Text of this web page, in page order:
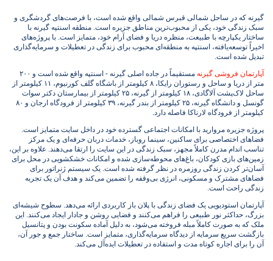
گیرنه که در ساحل شمالی قبرس شمالی واقع شده است، با فرصت‌های گردشگری و
سبک زندگی خود، یکی از محبوب‌ترین مناطق جزیره است. منطقه اسنتپه گیرنه با
ساختار یکپارچه با طبیعت، منظره دریا و فضای آرام خود، متمایز است. با پروژه‌های
اخیراً توسعه‌یافته، اسنتپه به منطقه‌ای محبوب برای زندگی در تعطیلات و سرمایه‌گذاری
تبدیل شده است.
آپارتمان فروشی گیرنه
مستقیماً در جاده اصلی گیرنه - اسنتپه واقع شده است و ۲۰۰
متر از دریا و ساحل و رستوران رایکا، ۸ کیلومتر از باشگاه گلف کورنیوم، ۱۱ کیلومتر از
ساحل لاک‌پشت آلاگادی، ۱۸ کیلومتر از گیرنه، ۲۵ کیلومتر از بیمارستان دکتر سوات
گونسل و دانشگاه گیرنه، ۲۵ کیلومتر از بندر گیرنه، ۳۹ کیلومتر از فرودگاه ارجان و ۸۰
کیلومتر از فرودگاه لارناکا فاصله دارد.
پروژه جزیره مروارید با امکانات اجتماعی گسترده خود در داخل سایت متمایز است.
فضاهای اختصاصی برای ساکنین، سینما روباز، خدمات دربان حرفه‌ای و یک مرکز
تناسب اندام مدرن کاملاً مجهز، سبک زندگی در این سایت را ارتقا می‌دهند. علاوه بر این،
زمین‌های بازی کودکان، باغ‌های محوطه‌سازی شده و امکانات خشکشویی در محل برای
آسان‌تر کردن زندگی روزمره در نظر گرفته شده است. یک سیستم ژنراتور برای
فضاهای مشترک و مسکونی، انرژی بی‌وقفه را تضمین می‌کند و هدف آن یک تجربه
زندگی راحت است.
آپارتمان استودیویی یک فضای زندگی با پلان باز کاربردی ارائه می‌دهد. سطوح شیشه‌ای
بزرگ، حداکثر نور طبیعی را فراهم می‌کنند و فضایی روشن و جادار ایجاد می‌کنند. این
ملک که به صورت کاملاً مبله فروخته می‌شود، به دلیل آماده سکونت بودن و پتانسیل
بازگشت سریع سرمایه از دیدگاه سرمایه‌گذاری، متمایز است. ساختار جمع و جور آن،
آن را برای اجاره کوتاه مدت و استفاده در تعطیلات ایده‌آل می‌کند.